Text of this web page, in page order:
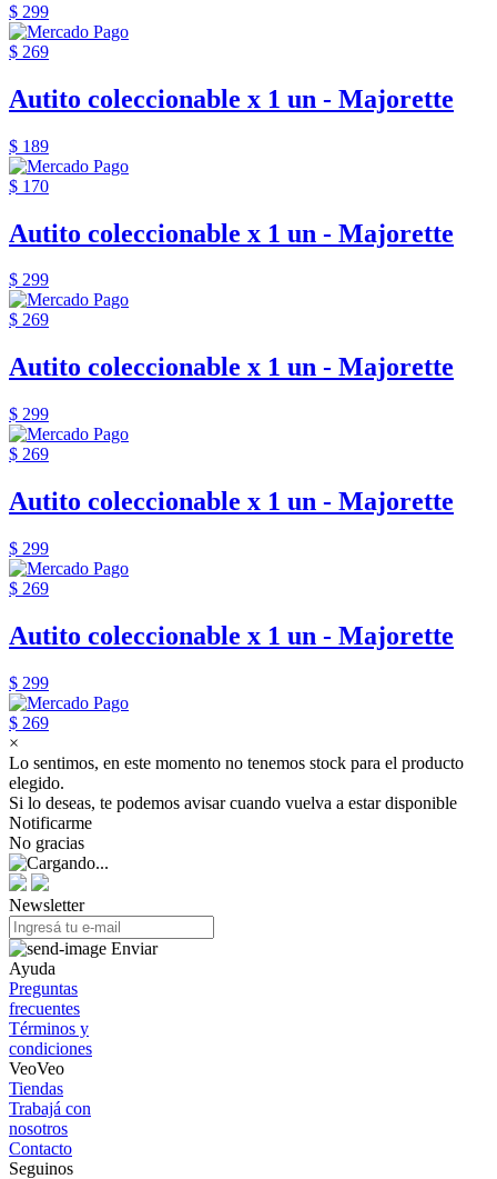
$ 299
$ 269
Autito coleccionable x 1 un - Majorette
$ 189
$ 170
Autito coleccionable x 1 un - Majorette
$ 299
$ 269
Autito coleccionable x 1 un - Majorette
$ 299
$ 269
Autito coleccionable x 1 un - Majorette
$ 299
$ 269
Autito coleccionable x 1 un - Majorette
$ 299
$ 269
×
Lo sentimos, en este momento no tenemos stock para el producto
elegido.
Si lo deseas, te podemos avisar cuando vuelva a estar disponible
Notificarme
No gracias
Newsletter
Enviar
Ayuda
Preguntas
frecuentes
Términos y
condiciones
VeoVeo
Tiendas
Trabajá con
nosotros
Contacto
Seguinos